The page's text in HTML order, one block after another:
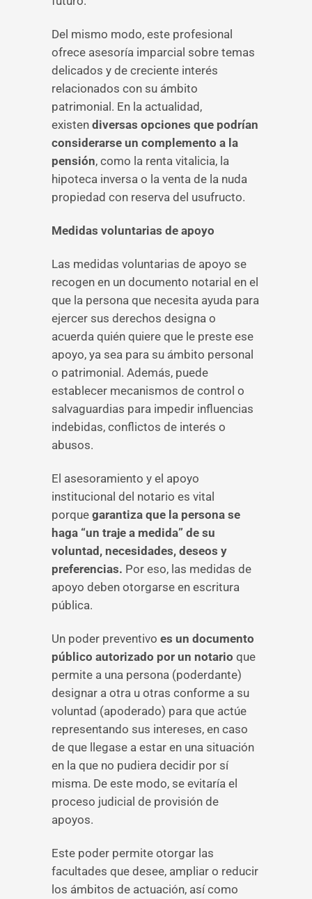
Del mismo modo, este profesional
ofrece asesoría imparcial sobre temas
delicados y de creciente interés
relacionados con su ámbito
patrimonial. En la actualidad,
existen diversas opciones que podrían
considerarse un complemento a la
pensión, como la renta vitalicia, la
hipoteca inversa o la venta de la nuda
propiedad con reserva del usufructo.
Medidas voluntarias de apoyo
Las medidas voluntarias de apoyo se
recogen en un documento notarial en el
que la persona que necesita ayuda para
ejercer sus derechos designa o
acuerda quién quiere que le preste ese
apoyo, ya sea para su ámbito personal
o patrimonial. Además, puede
establecer mecanismos de control o
salvaguardias para impedir influencias
indebidas, conflictos de interés o
abusos.
El asesoramiento y el apoyo
institucional del notario es vital
porque garantiza que la persona se
haga “un traje a medida” de su
voluntad, necesidades, deseos y
preferencias. Por eso, las medidas de
apoyo deben otorgarse en escritura
pública.
Un poder preventivo es un documento
público autorizado por un notario que
permite a una persona (poderdante)
designar a otra u otras conforme a su
voluntad (apoderado) para que actúe
representando sus intereses, en caso
de que llegase a estar en una situación
en la que no pudiera decidir por sí
misma. De este modo, se evitaría el
proceso judicial de provisión de
apoyos.
Este poder permite otorgar las
facultades que desee, ampliar o reducir
los ámbitos de actuación, así como